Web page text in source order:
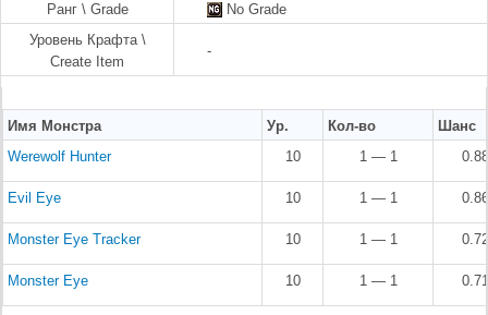
Ранг \ Grade
No Grade
Уровень Крафта \
Create Item
-
Имя Монстра Ур. Кол-во
Шанс
Werewolf Hunter
10 1 — 1
Evil Eye 10 1 — 1
Monster Eye Tracker 10 1 — 1
Monster Eye 10 1 — 1